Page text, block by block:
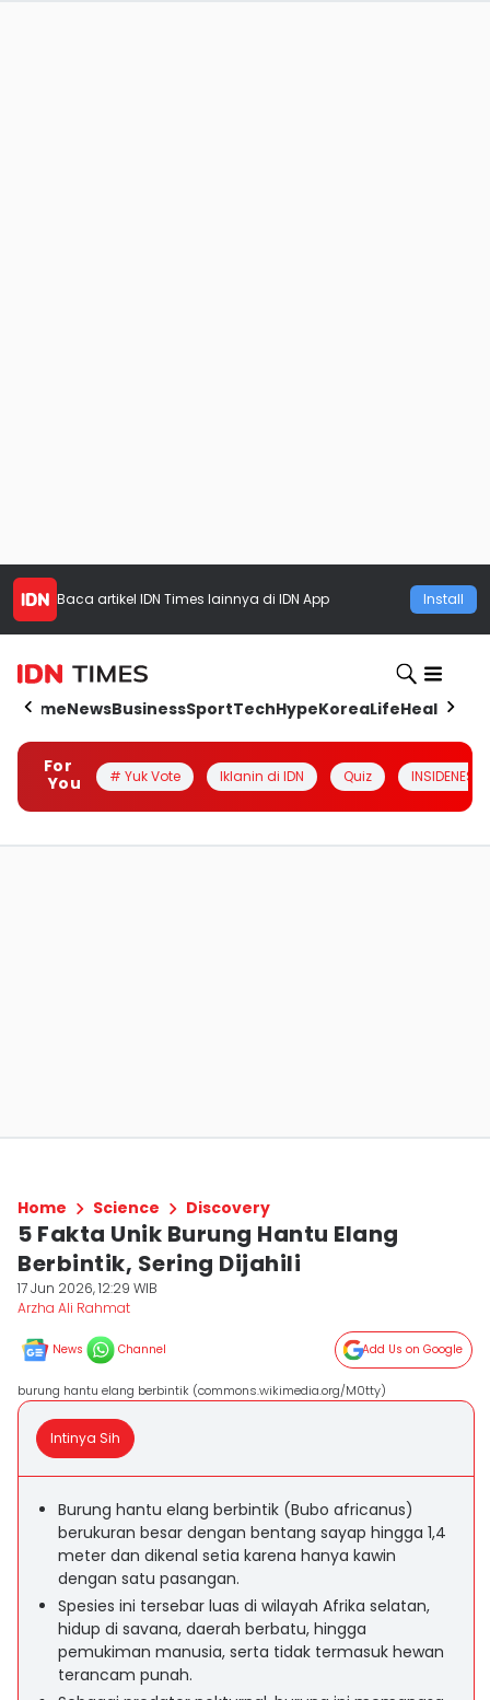
Baca artikel IDN Times lainnya di IDN App Install
HomeNewsBusinessSportTechHypeKoreaLifeHealth
For
You
# Yuk Vote Iklanin di IDN Quiz INSIDENESIA
Home Science Discovery
5 Fakta Unik Burung Hantu Elang
Berbintik, Sering Dijahili
17 Jun 2026, 12:29 WIB
Arzha Ali Rahmat
News Channel Add Us on Google
burung hantu elang berbintik (commons.wikimedia.org/M0tty)
Intinya Sih
Burung hantu elang berbintik (Bubo africanus)
berukuran besar dengan bentang sayap hingga 1,4
meter dan dikenal setia karena hanya kawin
dengan satu pasangan.
Spesies ini tersebar luas di wilayah Afrika selatan,
hidup di savana, daerah berbatu, hingga
pemukiman manusia, serta tidak termasuk hewan
terancam punah.